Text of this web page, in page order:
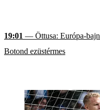
19:01 — Öttusa: Európa-
Botond ezüstérmes